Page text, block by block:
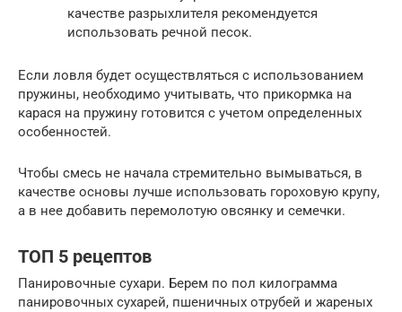
качестве разрыхлителя рекомендуется
использовать речной песок.
Если ловля будет осуществляться с использованием
пружины, необходимо учитывать, что прикормка на
карася на пружину готовится с учетом определенных
особенностей.
Чтобы смесь не начала стремительно вымываться, в
качестве основы лучше использовать гороховую крупу,
а в нее добавить перемолотую овсянку и семечки.
ТОП 5 рецептов
Панировочные сухари. Берем по пол килограмма
панировочных сухарей, пшеничных отрубей и жареных